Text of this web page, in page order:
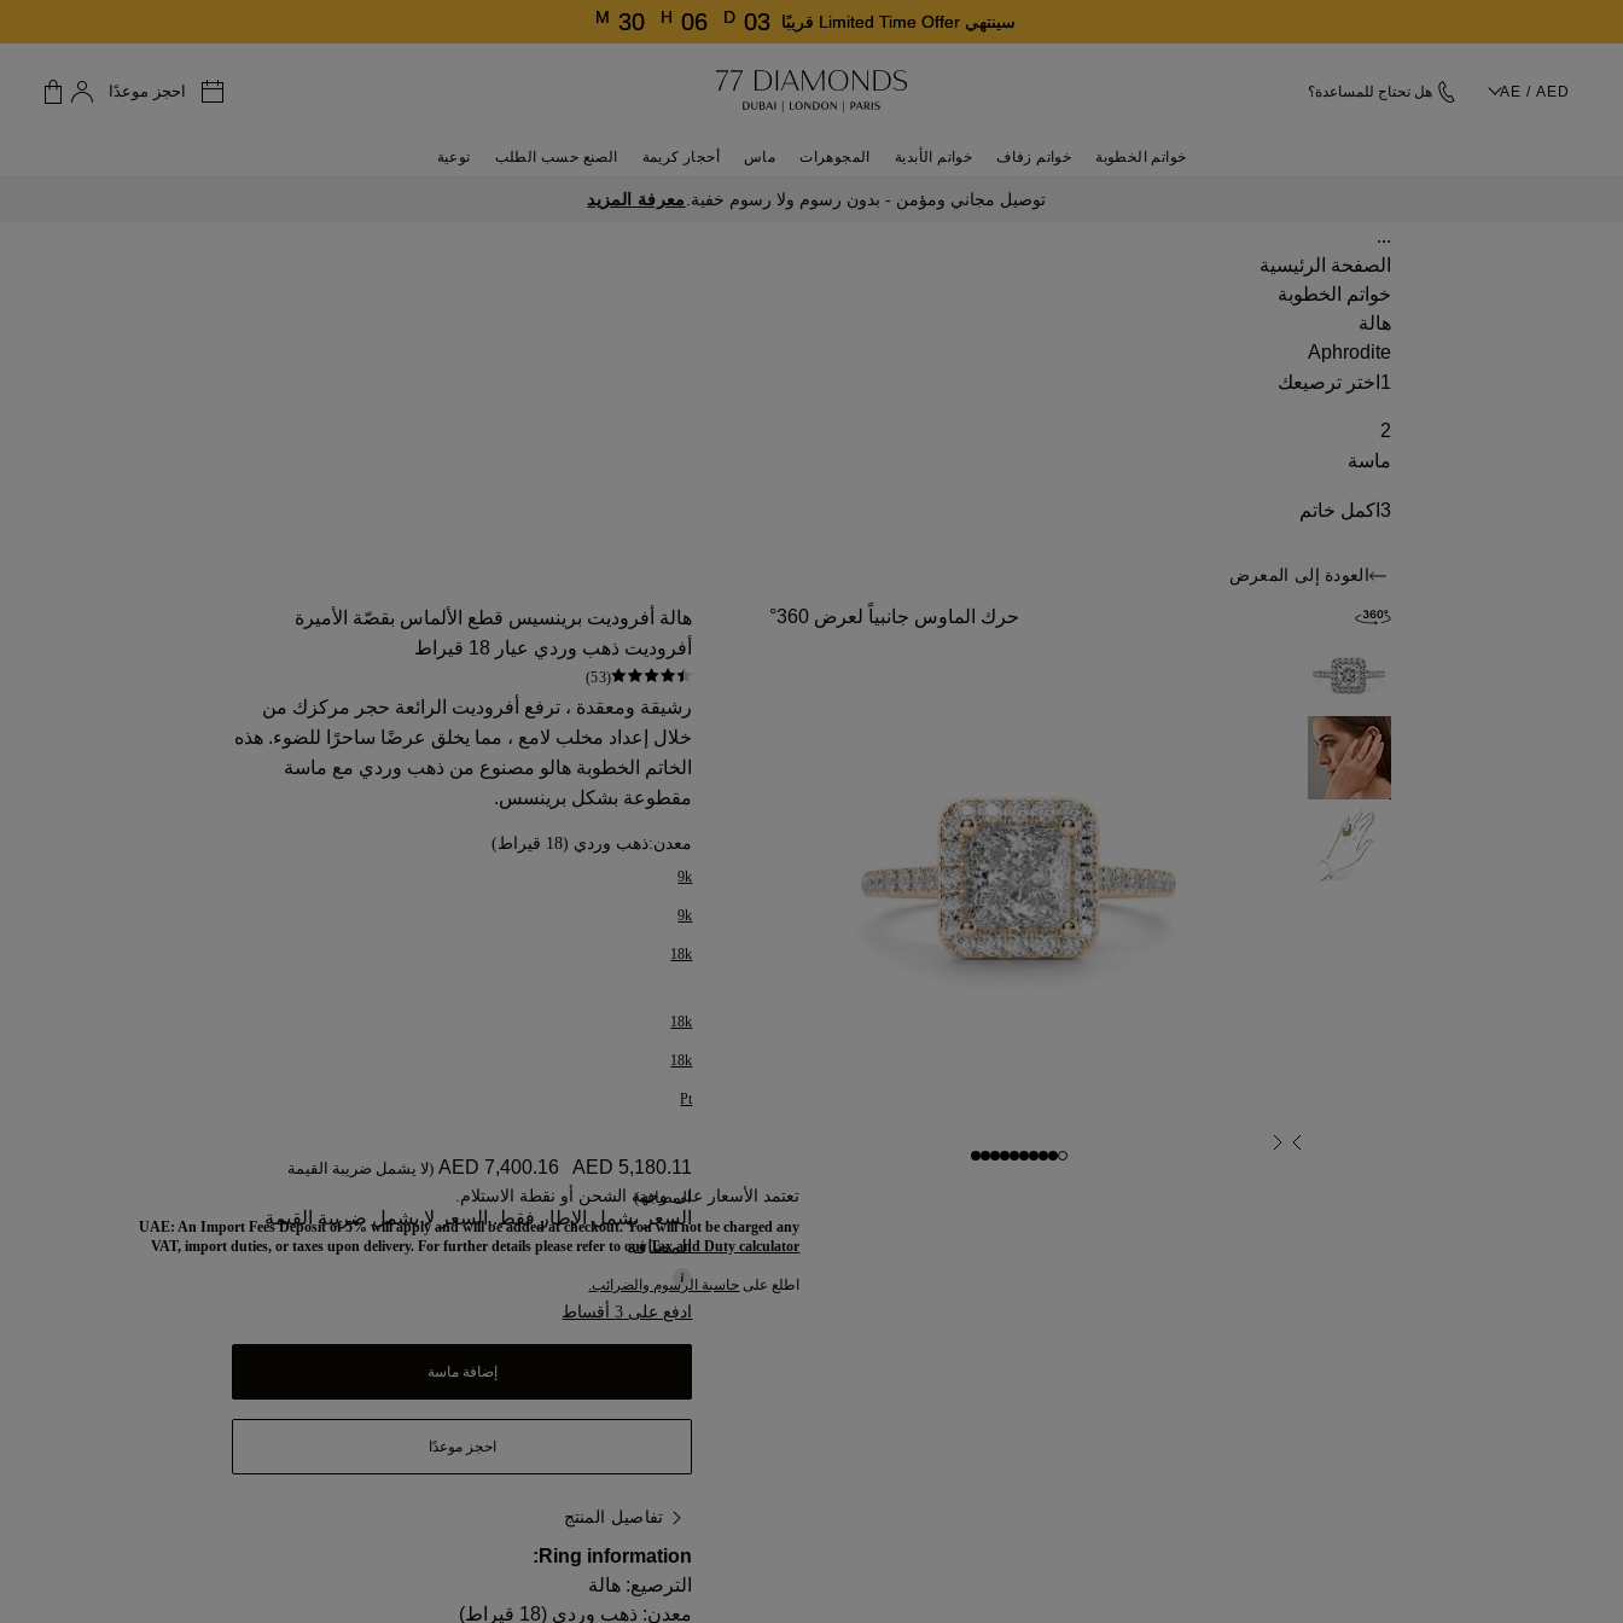
سينتهي Limited Time Offer قريبًا 03
D
06
H
30
M
AE / AED هل تحتاج للمساعدة؟ احجز موعدًا
خواتم الخطوبة خواتم زفاف خواتم الأبدية المجوهرات ماس أحجار كريمة الصنع حسب الطلب توعية
توصيل مجاني ومؤمن - بدون رسوم ولا رسوم خفية. معرفة المزيد
...
الصفحة الرئيسية
خواتم الخطوبة
هالة
Aphrodite
1 اختر ترصيعك
2
ماسة
3 اكمل خاتم
العودة إلى المعرض
حرك الماوس جانبياً لعرض 360°
هالة أفروديت برينسيس قطع الألماس بقصّة الأميرة
أفروديت ذهب وردي عيار 18 قيراط
(53)
رشيقة ومعقدة ، ترفع أفروديت الرائعة حجر مركزك من
خلال إعداد مخلب لامع ، مما يخلق عرضًا ساحرًا للضوء. هذه
الخاتم الخطوبة هالو مصنوع من ذهب وردي مع ماسة
مقطوعة بشكل برينسس.
معدن:ذهب وردي (18 قيراط)
9k
9k
18k
18k
18k
Pt
AED 7,400.16 AED 5,180.11
(لا يشمل ضريبة القيمة
المضافة)
السعر يشمل الإطار فقط. السعر لا يشمل ضريبة القيمة
المضافة
تعتمد الأسعار على وجهة الشحن أو نقطة الاستلام.
UAE: An Import Fees Deposit of 5% will apply and will be added at checkout. You will not be charged any
VAT, import duties, or taxes upon delivery.For further details please refer to our Tax and Duty calculator
اطلع على حاسبة الرسوم والضرائب.
ادفع على 3 أقساط
إضافة ماسة
احجز موعدًا
تفاصيل المنتج
Ring information:
الترصيع: هالة
معدن: ذهب وردي (18 قيراط)